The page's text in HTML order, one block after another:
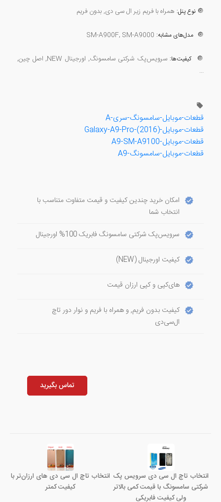
🔘 نوع پنل: همراه با فریم زیر ال سی دی, بدون فریم
🔘 مدل‌های مشابه:
🔘کیفیت‌ها:
سرویس‌پک شرکتی سامسونگ, اورجینال NEW, اصل چین,
...
قطعات-موبایل-سامسونگ-سری-A
قطعات-موبایل-Galaxy-A9-Pro-(2016)
قطعات-موبایل-A9-SM-A9100
قطعات-موبایل-سامسونگ-A9
امکان خرید چندین کیفیت و قیمت متفاوت متناسب با
انتخاب شما
سرویس‌پک شرکتی سامسونگ فابریک 100% اورجینال
کیفیت اورجینال (NEW)
های‌کپی و کپی ارزان قیمت
کیفیت بدون فریم, و همراه با فریم و نوار دور تاچ
ال‌سی‌دی
تماس بگیرید
انتخاب تاچ ال سی دی سرویس پک
شرکتی سامسونگ با قیمت کمی بالاتر
ولی کیفیت فابریکی
انتخاب تاچ ال سی دی های ارزان‌تر با
کیفیت کمتر